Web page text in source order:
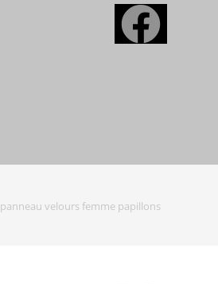
panneau velours femme papillons